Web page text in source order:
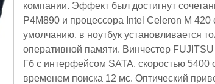
компании. Эффект был достигнут
P4M890 и процессора Intel Celeron M
умолчанию, в ноутбук установливается
оперативной памяти. Винчестер
Гб с интерфейсом SATA, скоростью 5400
временем поиска 12 мс. Оптический